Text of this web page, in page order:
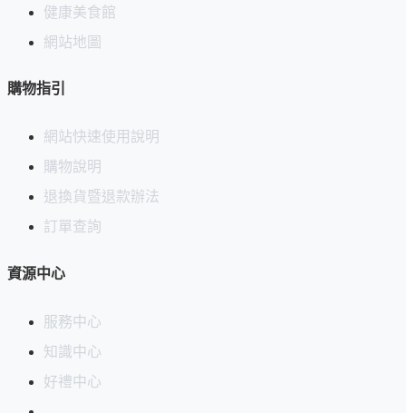
健康美食館
網站地圖
購物指引
網站快速使用說明
購物說明
退換貨暨退款辦法
訂單查詢
資源中心
服務中心
知識中心
好禮中心